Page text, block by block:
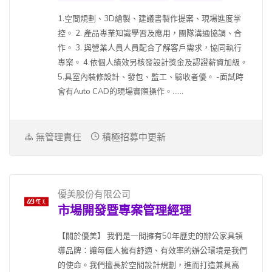
1.空間規劃、3D繪製、建議書製作提案、現場進度掌
控。 2. 產品專業知識學習及應用，團隊溝通協調、合
作。 3. 與營業人員人員配合了解客戶需求，協同執行
專案。 4.依個人績效另核發設計獎金及認證薪資加級。
5.具室內裝修設計、發包、監工、驗收者優。 -面試時
會有Auto CAD的現場實際操作。......
無管理責任 積極招募中更新
優美股份有限公司
市場開發暨專案管理經理
【關於優美】 我們是一間擁有50年歷史的辦公家具領
導品牌：讓每個人擁有舒適、有效率的辦公環境是我們
的使命。我們擅長於空間設計規劃，進而打造兼具高